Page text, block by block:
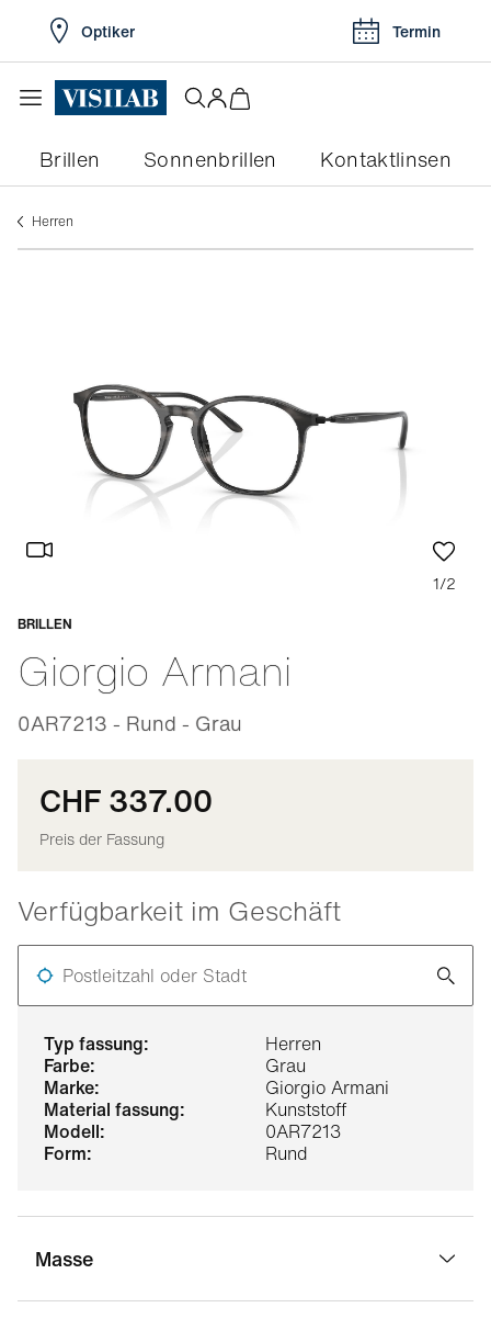
Optiker Termin
Brillen Sonnenbrillen Kontaktlinsen
herren
typ fassung:
Herren
farbe:
Grau
marke:
Giorgio Armani
material fassung:
Kunststoff
modell:
0AR7213
form:
Rund
Masse
1/2
BRILLEN
Giorgio Armani
0AR7213 - Rund - Grau
Anpassbar
CHF 337.00
Preis der Fassung
Verfügbarkeit im Geschäft
Postleitzahl oder Stadt